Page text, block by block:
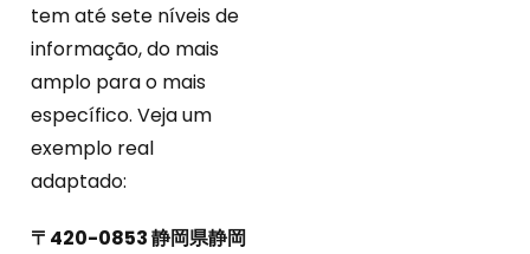
tem até sete níveis de
informação, do mais
amplo para o mais
específico. Veja um
exemplo real
adaptado:
〒420-0853 静岡県静岡